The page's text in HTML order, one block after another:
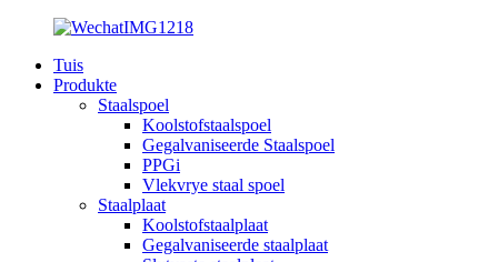
Tuis
Produkte
Staalspoel
Koolstofstaalspoel
Gegalvaniseerde Staalspoel
PPGi
Vlekvrye staal spoel
Staalplaat
Koolstofstaalplaat
Gegalvaniseerde staalplaat